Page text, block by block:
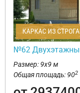
КАРКАС ИЗ
№62
Размер: 9х9 м
Общая площадь: 902